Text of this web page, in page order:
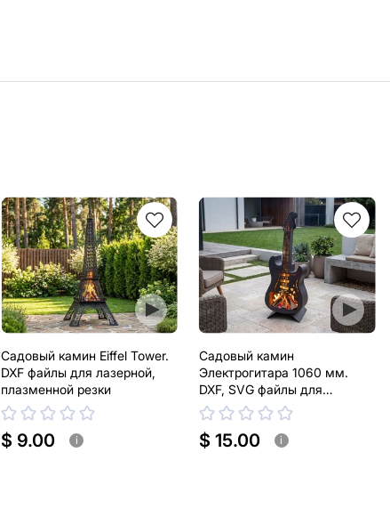
Садовый камин Eiffel Tower.
DXF файлы для лазерной,
плазменной резки
$ 9.00 i
Садовый камин
Электрогитара 1060 мм.
DXF, SVG файлы для
лазерной, плазменной резки
$ 15.00 i